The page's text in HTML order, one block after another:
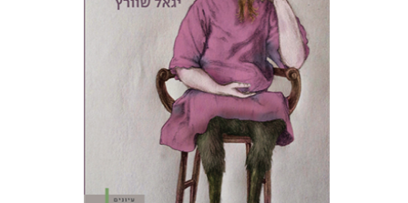
הנחת אתר ספר מודפס
$31
$28